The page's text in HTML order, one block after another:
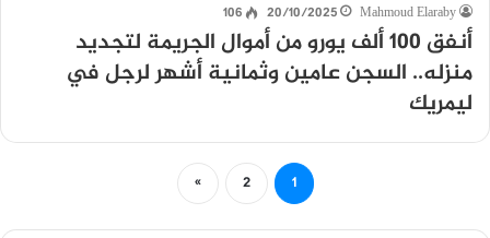
Mahmoud Elaraby
20/10/2025
106
أنفق 100 ألف يورو من أموال الجريمة لتجديد
منزله.. السجن عامين وثمانية أشهر لرجل في
ليمريك
1
2
»